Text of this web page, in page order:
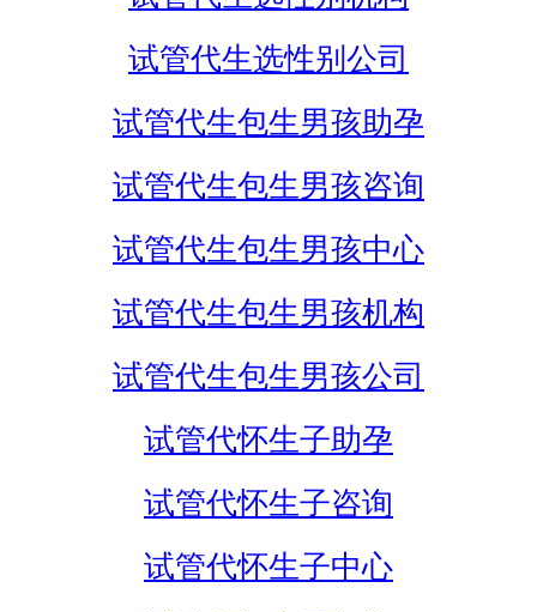
试管代生选性别公司
试管代生包生男孩助孕
试管代生包生男孩咨询
试管代生包生男孩中心
试管代生包生男孩机构
试管代生包生男孩公司
试管代怀生子助孕
试管代怀生子咨询
试管代怀生子中心